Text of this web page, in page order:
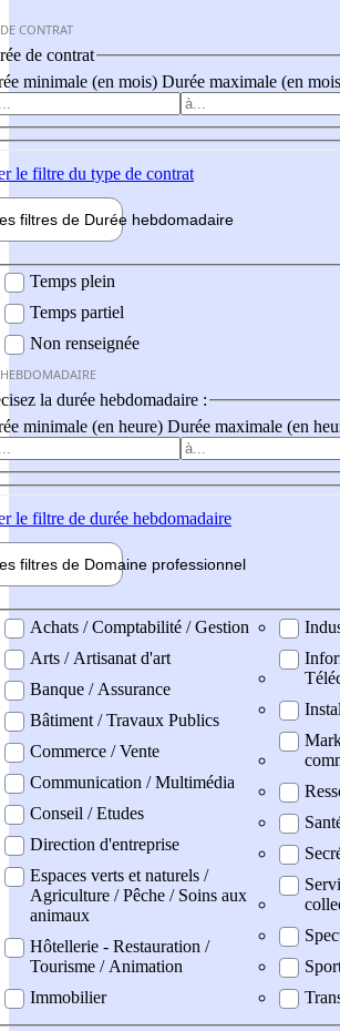
CONTRAT
de contrat
minimale (en mois) Durée maximale (en
le filtre du type de contrat
filtres de Durée hebdomadaire
Temps plein
Temps partiel
Non renseignée
la durée hebdomadaire :
minimale (en heure) Durée maximale (en
le filtre de durée hebdomadaire
filtres de Domaine professionnel
professionel
Achats / Comptabilité / Gestion
Arts / Artisanat d'art
Banque / Assurance
Bâtiment / Travaux Publics
Commerce / Vente
Communication / Multimédia
Conseil / Etudes
Direction d'entreprise
Espaces verts et naturels /
Agriculture / Pêche / Soins aux
animaux
Hôtellerie - Restauration /
Tourisme / Animation
Immobilier